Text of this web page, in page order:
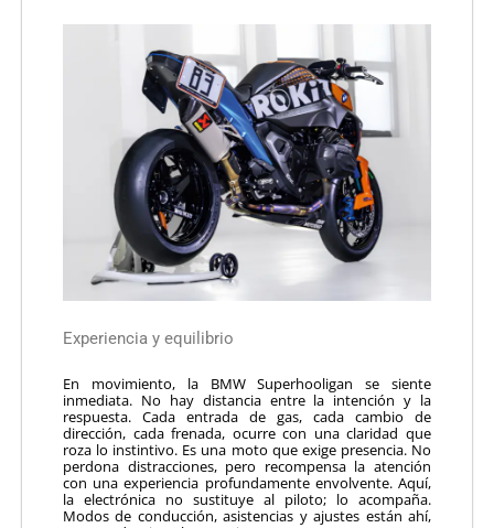
Experiencia y equilibrio
En movimiento, la BMW Superhooligan se siente
inmediata. No hay distancia entre la intención y la
respuesta. Cada entrada de gas, cada cambio de
dirección, cada frenada, ocurre con una claridad que
roza lo instintivo. Es una moto que exige presencia. No
perdona distracciones, pero recompensa la atención
con una experiencia profundamente envolvente. Aquí,
la electrónica no sustituye al piloto; lo acompaña.
Modos de conducción, asistencias y ajustes están ahí,